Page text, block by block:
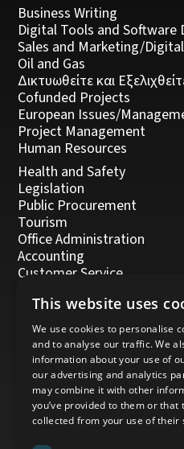
Business Writing
Digital Tools and Software
Sales and Marketing/
Oil and Gas
Δικτυωθείτε και
Cofunded Projects
European Issues/
Project Management
Human Resources
Health and Safety
Legislation
Public Procurement
Tourism
Office Administration
Accounting
Customer Service
Management, Leadership
Personal Development
Trainers/Trainer of
5/Moodle
Το έργο υποβλήθηκε στα
αναβάθμισης των
από το Ευρωπαϊκό Ταμείο
This website uses
We use cookies to personalise
and to analyse our traffic. We
information about your use of
our advertising and analytics
may combine it with other
you’ve provided to them or that
collected from your use of their